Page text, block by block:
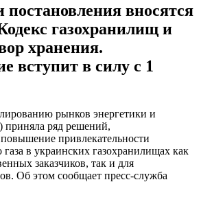
вносятся
газохранилищ и
хранения.
вступит в силу с 1
рынков энергетики и
ряд решений,
привлекательности
в украинских газохранилищах как
заказчиков, так и для
Об этом сообщает пресс-служба